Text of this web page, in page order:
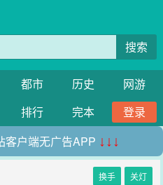
搜索
都市 历史
网游
排行 完本
登录
客户端无广告APP ↓↓↓
换手 关灯